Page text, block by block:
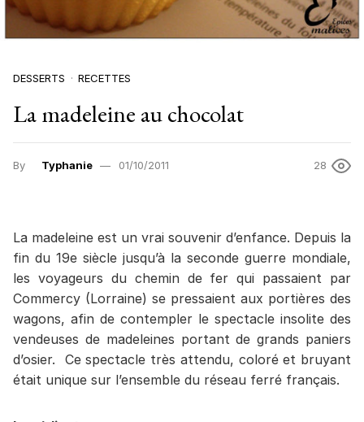
DESSERTS RECETTES
La madeleine au chocolat
By Typhanie 01/10/2011 28
La madeleine est un vrai souvenir d’enfance. Depuis la
fin du 19e siècle jusqu’à la seconde guerre mondiale,
les voyageurs du chemin de fer qui passaient par
Commercy (Lorraine) se pressaient aux portières des
wagons, afin de contempler le spectacle insolite des
vendeuses de madeleines portant de grands paniers
d’osier. Ce spectacle très attendu, coloré et bruyant
était unique sur l’ensemble du réseau ferré français.